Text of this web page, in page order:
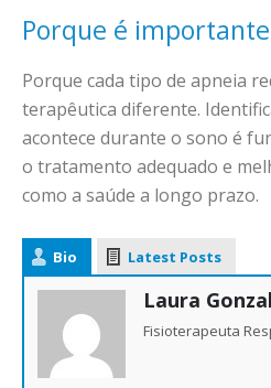
Porque é
Porque cada tipo de apneia
terapêutica diferente.
acontece durante o sono é
o tratamento adequado e
como a saúde a longo prazo.
Bio Latest Posts
Laura
Fisioterapeuta